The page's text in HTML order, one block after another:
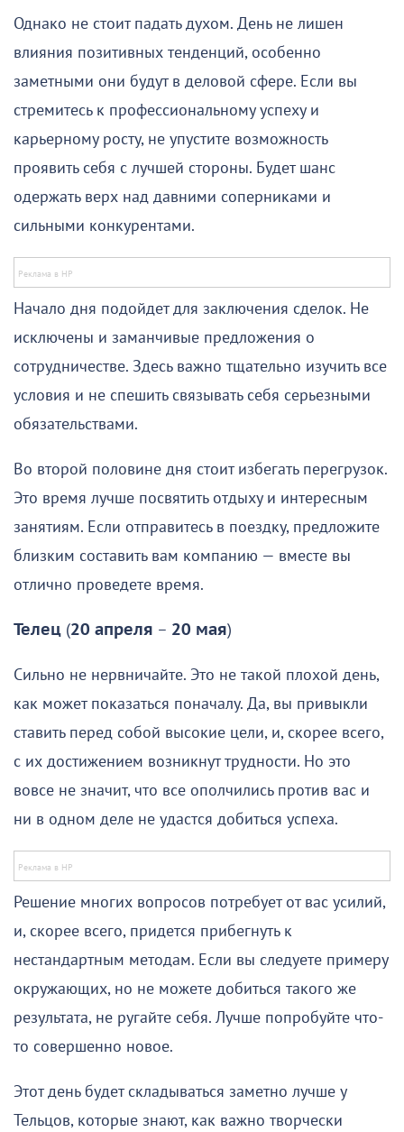
Однако не стоит падать духом. День не лишен
влияния позитивных тенденций, особенно
заметными они будут в деловой сфере. Если вы
стремитесь к профессиональному успеху и
карьерному росту, не упустите возможность
проявить себя с лучшей стороны. Будет шанс
одержать верх над давними соперниками и
сильными конкурентами.
Начало дня подойдет для заключения сделок. Не
исключены и заманчивые предложения о
сотрудничестве. Здесь важно тщательно изучить все
условия и не спешить связывать себя серьезными
обязательствами.
Во второй половине дня стоит избегать перегрузок.
Это время лучше посвятить отдыху и интересным
занятиям. Если отправитесь в поездку, предложите
близким составить вам компанию — вместе вы
отлично проведете время.
Телец (20 апреля – 20 мая)
Сильно не нервничайте. Это не такой плохой день,
как может показаться поначалу. Да, вы привыкли
ставить перед собой высокие цели, и, скорее всего,
с их достижением возникнут трудности. Но это
вовсе не значит, что все ополчились против вас и
ни в одном деле не удастся добиться успеха.
Решение многих вопросов потребует от вас усилий,
и, скорее всего, придется прибегнуть к
нестандартным методам. Если вы следуете примеру
окружающих, но не можете добиться такого же
результата, не ругайте себя. Лучше попробуйте что-
то совершенно новое.
Этот день будет складываться заметно лучше у
Тельцов, которые знают, как важно творчески